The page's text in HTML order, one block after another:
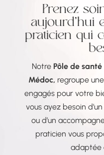
Prenez
aujourd’hui
praticien qui
Notre Pôle de
Médoc, regroupe
engagés pour votre
vous ayez besoin
ou d’un
praticien vous
adaptée